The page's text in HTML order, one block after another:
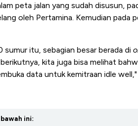
peta jalan yang sudah disusun,
oleh Pertamina. Kemudian
sumur itu, sebagian besar berada di
berikutnya, kita juga bisa melihat
data untuk kemitraan idle
ini: